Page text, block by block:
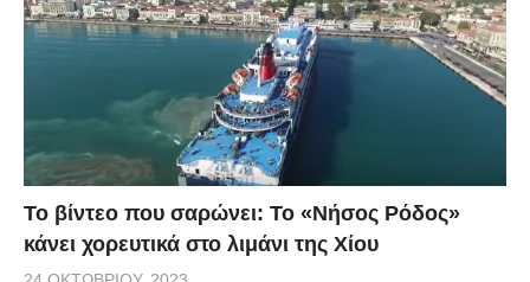
Το βίντεο που σαρώνει: Το «Νήσος Ρόδος»
κάνει χορευτικά στο λιμάνι της Χίου